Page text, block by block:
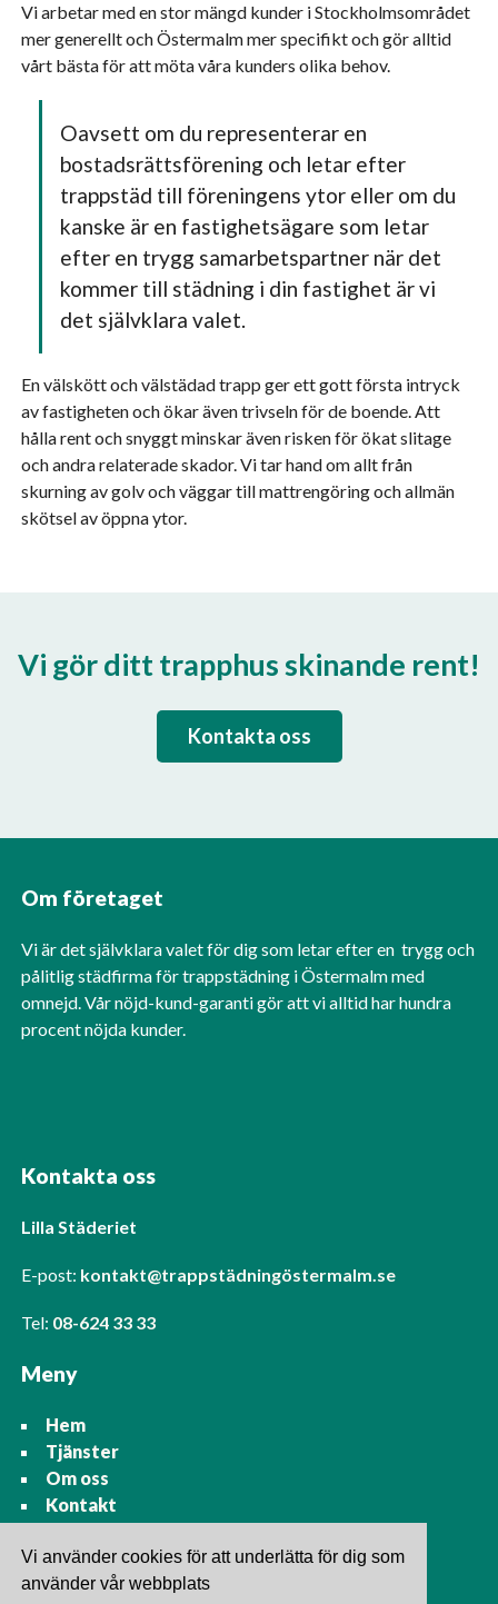
Vi använder cookies för att underlätta för dig som
använder vår webbplats
Vi arbetar med en stor mängd kunder i Stockholmsområdet
mer generellt och Östermalm mer specifikt och gör alltid
vårt bästa för att möta våra kunders olika behov.
Oavsett om du representerar en
bostadsrättsförening och letar efter
trappstäd till föreningens ytor eller om du
kanske är en fastighetsägare som letar
efter en trygg samarbetspartner när det
kommer till städning i din fastighet är vi
det självklara valet.
En välskött och välstädad trapp ger ett gott första intryck
av fastigheten och ökar även trivseln för de boende. Att
hålla rent och snyggt minskar även risken för ökat slitage
och andra relaterade skador. Vi tar hand om allt från
skurning av golv och väggar till mattrengöring och allmän
skötsel av öppna ytor.
Vi gör ditt trapphus skinande rent!
Kontakta oss
Om företaget
Vi är det självklara valet för dig som letar efter en trygg och
pålitlig städfirma för trappstädning i Östermalm med
omnejd. Vår nöjd-kund-garanti gör att vi alltid har hundra
procent nöjda kunder.
Kontakta oss
Lilla Städeriet
E-post: kontakt@trappstädningöstermalm.se
Tel: 08-624 33 33
Meny
Hem
Tjänster
Om oss
Kontakt